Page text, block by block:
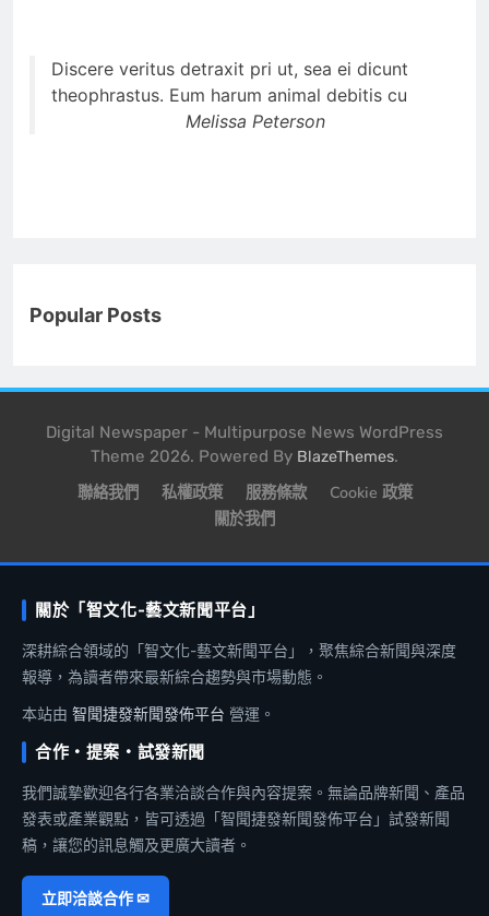
Discere veritus detraxit pri ut, sea ei dicunt
theophrastus. Eum harum animal debitis cu
Melissa Peterson
Popular Posts
Digital Newspaper - Multipurpose News WordPress
Theme 2026. Powered By BlazeThemes.
聯絡我們 私權政策 服務條款
Cookie 政策
關於我們
關於「智文化-藝文新聞平台」
深耕綜合領域的「智文化-藝文新聞平台」，聚焦綜合新聞與深度
報導，為讀者帶來最新綜合趨勢與市場動態。
本站由 智聞捷發新聞發佈平台 營運。
合作・提案・試發新聞
我們誠摯歡迎各行各業洽談合作與內容提案。無論品牌新聞、產品
發表或產業觀點，皆可透過「智聞捷發新聞發佈平台」試發新聞
稿，讓您的訊息觸及更廣大讀者。
立即洽談合作 ✉